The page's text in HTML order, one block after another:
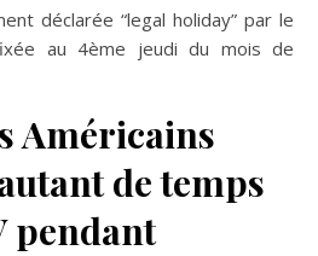
déclarée “legal holiday” par le
au 4ème jeudi du mois de
Américains
de temps
pendant